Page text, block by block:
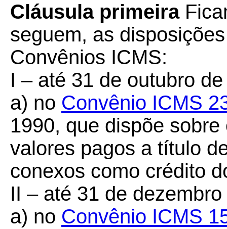
Cláusula primeira
seguem, as
Convênios ICMS:
I – até 31 de outubro
a) no Convênio ICMS
1990, que dispõe
valores pagos a título
conexos como crédito
II – até 31 de
a) no Convênio ICMS